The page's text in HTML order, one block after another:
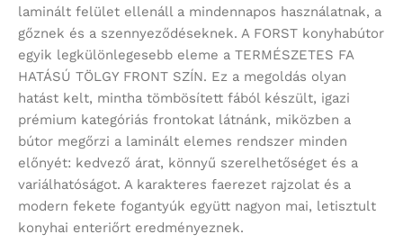
laminált felület ellenáll a mindennapos használatnak, a
gőznek és a szennyeződéseknek. A FORST konyhabútor
egyik legkülönlegesebb eleme a TERMÉSZETES FA
HATÁSÚ TÖLGY FRONT SZÍN. Ez a megoldás olyan
hatást kelt, mintha tömbösített fából készült, igazi
prémium kategóriás frontokat látnánk, miközben a
bútor megőrzi a laminált elemes rendszer minden
előnyét: kedvező árat, könnyű szerelhetőséget és a
variálhatóságot. A karakteres faerezet rajzolat és a
modern fekete fogantyúk együtt nagyon mai, letisztult
konyhai enteriőrt eredményeznek.